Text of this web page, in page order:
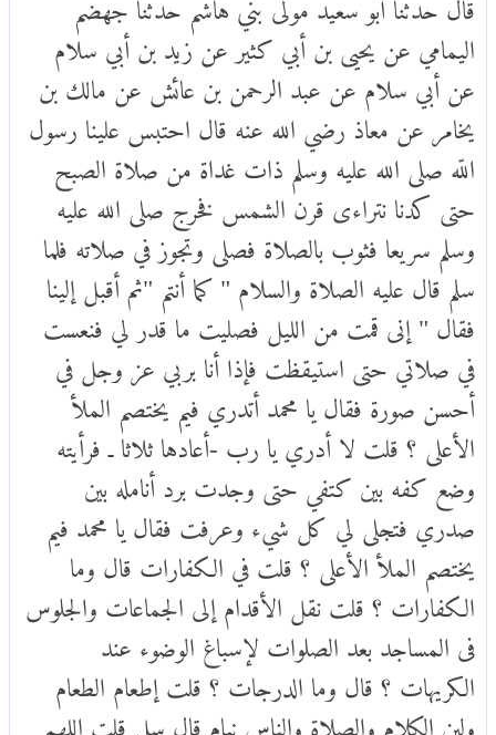
اليمامي عن يحيى بن أبي كثير عن زيد بن أبي سلام
عن أبي سلام عن عبد الرحمن بن عائش عن مالك بن
يخامر عن معاذ رضي الله عنه قال احتبس علينا رسول
اللّه صلى الله عليه وسلم ذات غداة من صلاة الصبح
حتى كدنا نتراءى قرن الشمس فخرج صلى الله عليه
وسلم سريعا فثوب بالصلاة فصلى وتجوز في صلاته فلما
سلم قال عليه الصلاة والسلام " كما أنتم "ثم أقبل إلينا
فقال " إنى قمت من الليل فصليت ما قدر لي فنعست
في صلاتي حتى استيقظت فإذا أنا بربي عز وجل في
أحسن صورة فقال يا محمد أتدري فيم يختصم الملأ
الأعلى ؟ قلت لا أدري يا رب -أعادها ثلاثا ـ فرأيته
وضع كفه بين كتفي حتى وجدت برد أنامله بين
صدري فتجلى لي كل شيء وعرفت فقال يا محمد فيم
يختصم الملأ الأعلى ؟ قلت في الكفارات قال وما
الكفارات ؟ قلت نقل الأقدام إلى الجماعات والجلوس
فى المساجد بعد الصلوات لإسباغ الوضوء عند
الكريهات ؟ قال وما الدرجات ؟ قلت إطعام الطعام
ولين الكلام والصلاة والناس نيام قال سل قلت اللهم